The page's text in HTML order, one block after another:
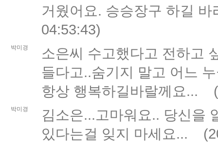
거웠어요. 승승장구 하길
04:53:43)
박미경
소은씨 수고했다고 전하고
들다고..숨기지 말고 어느
항상 행복하길바랄께요...
(
박미경
김소은...고마워요.. 당신을
있다는걸 잊지 마세요...
(